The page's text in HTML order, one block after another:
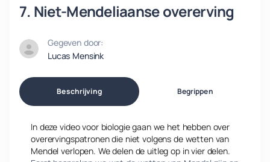
7. Niet-Mendeliaanse overerving
Gegeven door:
Lucas Mensink
Beschrijving Begrippen
In deze video voor biologie gaan we het hebben over
overervingspatronen die niet volgens de wetten van
Mendel verlopen. We delen de uitleg op in vier delen.